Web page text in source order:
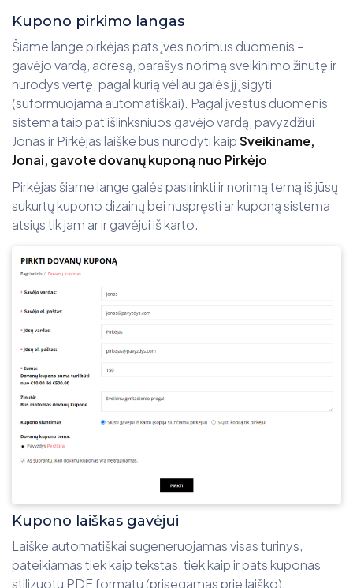
Kupono pirkimo langas
Šiame lange pirkėjas pats įves norimus duomenis –
gavėjo vardą, adresą, parašys norimą sveikinimo žinutę ir
nurodys vertę, pagal kurią vėliau galės jį įsigyti
(suformuojama automatiškai). Pagal įvestus duomenis
sistema taip pat išlinksniuos gavėjo vardą, pavyzdžiui
Jonas ir Pirkėjas laiške bus nurodyti kaipSveikiname,
Jonai, gavote dovanų kuponą nuo Pirkėjo.
Pirkėjas šiame lange galės pasirinkti ir norimą temą iš jūsų
sukurtų kupono dizainų bei nuspręsti ar kuponą sistema
atsiųs tik jam ar ir gavėjui iš karto.
Kupono laiškas gavėjui
Laiške automatiškai sugeneruojamas visas turinys,
pateikiamas tiek kaip tekstas, tiek kaip ir pats kuponas
stilizuotu PDF formatu (prisegamas prie laiško).